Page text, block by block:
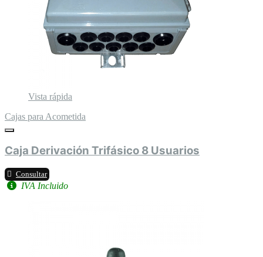
Vista rápida
Cajas para Acometida
Caja Derivación Trifásico 8 Usuarios
Consultar
IVA Incluido